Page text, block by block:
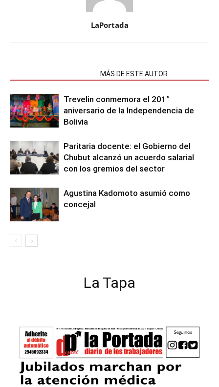
LaPortada
MÁS DE ESTE AUTOR
Trevelin conmemora el 201°
aniversario de la Independencia de
Bolivia
Paritaria docente: el Gobierno del
Chubut alcanzó un acuerdo salarial
con los gremios del sector
Agustina Kadomoto asumió como
concejal
La Tapa